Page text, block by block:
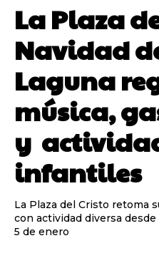
La Plaza
Navidad
Laguna
música,
y
infantiles
La Plaza del Cristo retoma
con actividad diversa
5 de enero